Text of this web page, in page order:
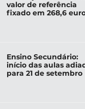
valor de referência
fixado em 268,6
Ensino Secundário:
início das aulas
para 21 de setembro